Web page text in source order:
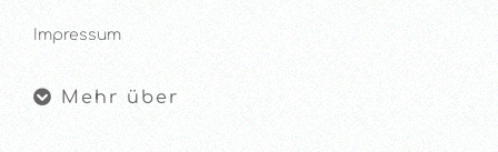
Impressum
Mehr über